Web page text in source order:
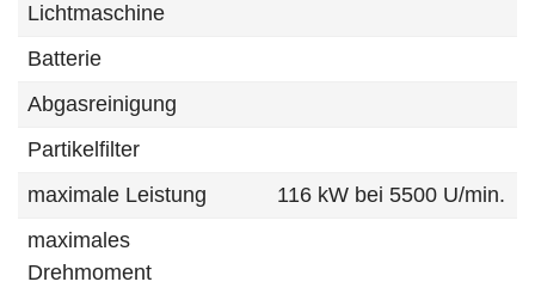
Lichtmaschine
Batterie
Abgasreinigung
Partikelfilter
maximale Leistung
116 kW bei 5500 U/min.
maximales
Drehmoment